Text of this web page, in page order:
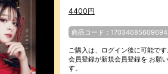
4400円
商品コード：
ご購入は、ログイン後に可能です
会員登録が新規会員登録を お願
す。